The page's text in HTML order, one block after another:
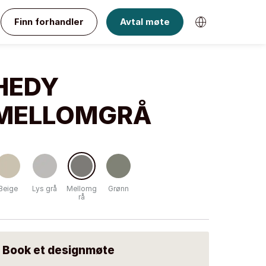
Finn forhandler Avtal møte
Lys grå
Mellomg
rå
Grønn
Book et designmøte